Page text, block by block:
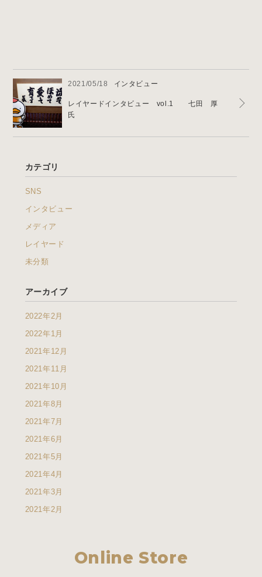
2021/05/18 インタビュー
レイヤードインタビュー vol.1 七田 厚
氏
カテゴリ
SNS
インタビュー
メディア
レイヤード
未分類
アーカイブ
2022年2月
2022年1月
2021年12月
2021年11月
2021年10月
2021年8月
2021年7月
2021年6月
2021年5月
2021年4月
2021年3月
2021年2月
Online Store